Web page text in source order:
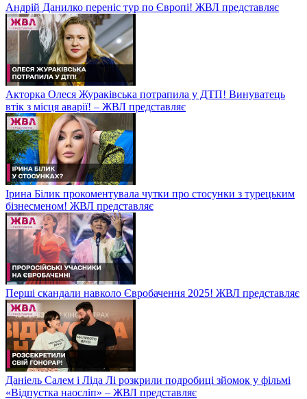
Андрій Данилко переніс тур по Європі! ЖВЛ представляє
Акторка Олеся Жураківська потрапила у ДТП! Винуватець
втік з місця аварії! – ЖВЛ представляє
Ірина Білик прокоментувала чутки про стосунки з турецьким
бізнесменом! ЖВЛ представляє
Перші скандали навколо Євробачення 2025! ЖВЛ представляє
Даніель Салем і Ліда Лі розкрили подробиці зйомок у фільмі
«Відпустка наосліп» – ЖВЛ представляє